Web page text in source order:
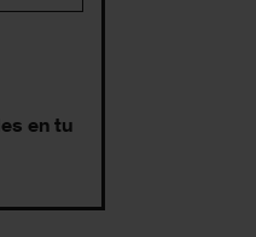
en tu